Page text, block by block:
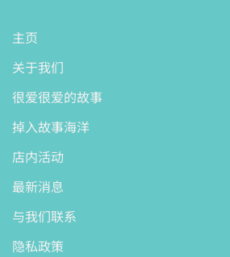
主页
关于我们
很爱很爱的故事
掉入故事海洋
店内活动
最新消息
与我们联系
隐私政策